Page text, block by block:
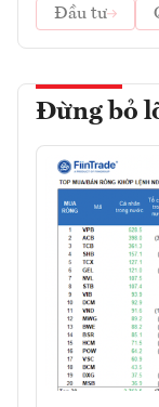
Đầu tư
Đừng bỏ